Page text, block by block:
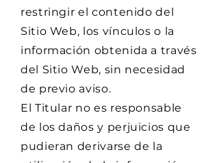
restringir el contenido del
Sitio Web, los vínculos o la
información obtenida a través
del Sitio Web, sin necesidad
de previo aviso.
El Titular no es responsable
de los daños y perjuicios que
pudieran derivarse de la